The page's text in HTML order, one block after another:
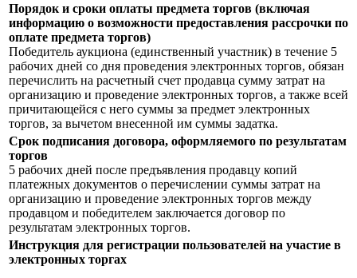
Порядок и сроки оплаты предмета торгов (включая
информацию о возможности предоставления рассрочки по
оплате предмета торгов)
Победитель аукциона (единственный участник) в течение 5
рабочих дней со дня проведения электронных торгов, обязан
перечислить на расчетный счет продавца сумму затрат на
организацию и проведение электронных торгов, а также всей
причитающейся с него суммы за предмет электронных
торгов, за вычетом внесенной им суммы задатка.
Срок подписания договора, оформляемого по результатам
торгов
5 рабочих дней после предъявления продавцу копий
платежных документов о перечислении суммы затрат на
организацию и проведение электронных торгов между
продавцом и победителем заключается договор по
результатам электронных торгов.
Инструкция для регистрации пользователей на участие в
электронных торгах